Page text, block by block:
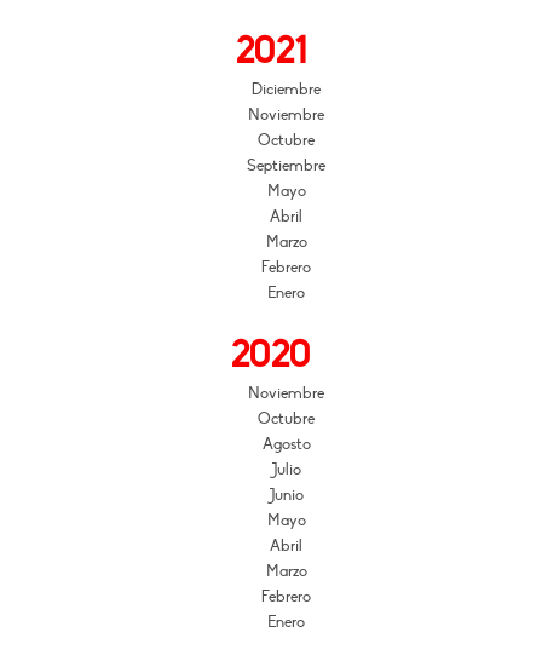
2021
Diciembre
Noviembre
Octubre
Septiembre
Mayo
Abril
Marzo
Febrero
Enero
2020
Noviembre
Octubre
Agosto
Julio
Junio
Mayo
Abril
Marzo
Febrero
Enero